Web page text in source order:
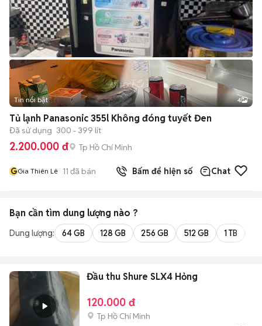
Tin nổi bật 4
Tủ lạnh Panasonic 355l Không đóng tuyết Đen
Đã sử dụng 300 - 399 lít
2.200.000 đ Tp Hồ Chí Minh
GGia Thiên Lê 11 đã bán Bấm để hiện số Chat
Bạn cần tìm dung lượng nào ?
Dung lượng: 64 GB 128 GB 256 GB 512 GB 1 TB
Đầu thu Shure SLX4 Hỏng
120.000 đ
Tp Hồ Chí Minh